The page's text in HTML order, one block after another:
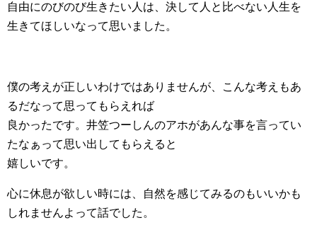
自由にのびのび生きたい人は、決して人と比べない人生を
生きてほしいなって思いました。
僕の考えが正しいわけではありませんが、こんな考えもあ
るだなって思ってもらえれば
良かったです。井笠つーしんのアホがあんな事を言ってい
たなぁって思い出してもらえると
嬉しいです。
心に休息が欲しい時には、自然を感じてみるのもいいかも
しれませんよって話でした。